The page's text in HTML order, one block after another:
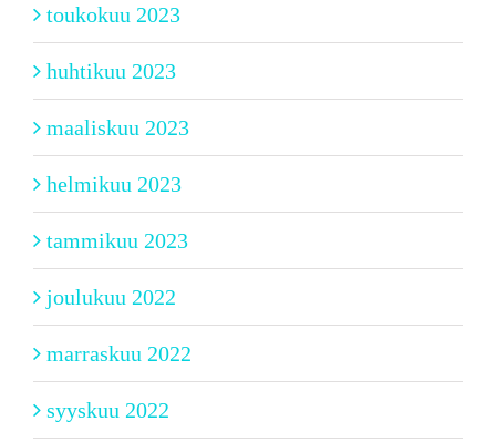
toukokuu 2023
huhtikuu 2023
maaliskuu 2023
helmikuu 2023
tammikuu 2023
joulukuu 2022
marraskuu 2022
syyskuu 2022